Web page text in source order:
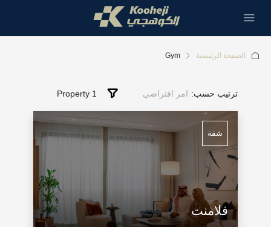
الصفحة الرئيسية Gym
1 Property ترتيب حسب: امر افتراضي
شقة
فلامنت